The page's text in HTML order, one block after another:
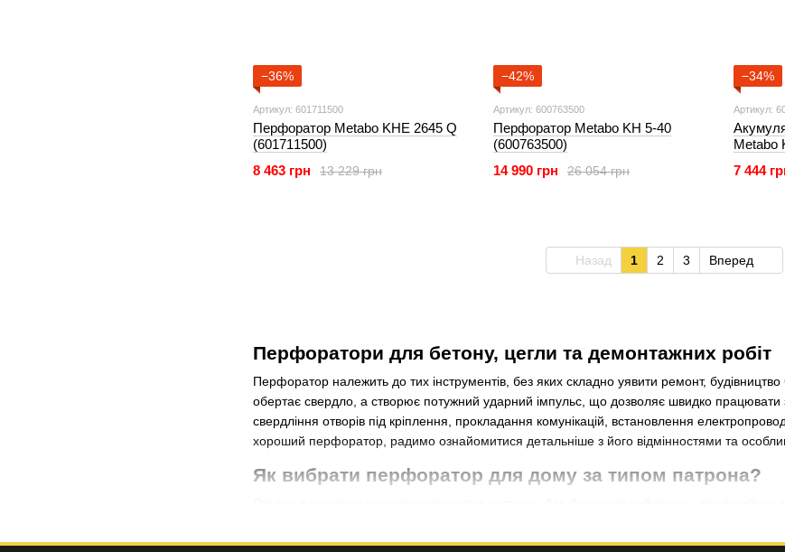
Перфоратори для бетону, цегли та демонтажних робіт
Перфоратор належить до тих інструментів, без яких складно уявити ремонт,
обертає свердло, а створює потужний ударний імпульс, що дозволяє швидко
свердління отворів під кріплення, прокладання комунікацій, встановлення
хороший перфоратор, радимо ознайомитися детальніше з його відмінностями та
Як вибрати перфоратор для дому за типом патрона?
−36%
Артикул: 601711500
Перфоратор Metabo KHE 2645 Q
(601711500)
13 229 грн
8 463 грн
−42%
Артикул: 600763500
Перфоратор Metabo KH 5-40
(600763500)
26 054 грн
14 990 грн
−34%
Артикул:
Metabo
7 444
Назад 1 2 3 Вперед